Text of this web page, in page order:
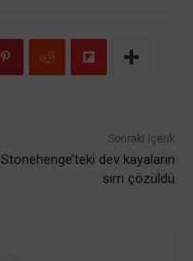
Sonraki içerik
Stonehenge’teki dev kayaların
sırrı çözüldü